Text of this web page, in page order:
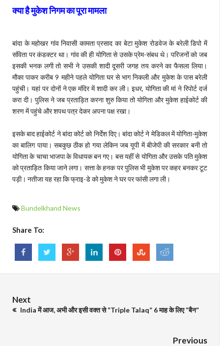
क्या है मुकेश निगम का पूरा मामला
बांदा के महोखर गांव निवासी कामता प्रसाद का बेटा मुकेश रोडवेज के बरेली डिपो में
संविता पर कंडक्टर था। गांव की ही योगिता से उसके प्रेम-संबध थे। परिजनों को जब
इसकी भनक लगी तो सभी ने उसकी शादी दूसरी जगह तय करने का फैसला लिया।
मौका पाकर करीब 9 महीने पहले योगिता घर से भाग निकली और मुकेश के पास बरेली
पहुंची। यहां पर दोनों ने एक मंदिर में शादी कर ली। इधर, योगिता की मां ने रिपोर्ट दर्ज
करा दी। पुलिस ने जब प्रताड़ित करना शुरु किया तो योगिता और मुकेश हाईकोर्ट की
शरण में पहुंचे और शपथ पत्र देकर अपना पक्ष रखा।
इसके बाद हाईकोर्ट ने बांदा कोर्ट को निर्देश दिए। बांदा कोर्ट ने मेडिकल में योगिता-मुकेश
का बालिग पाया। सबकुछ ठीक हो गया लेकिन जब यूपी में बीजेपी की सरकार बनी तो
योगिता के चाचा भाजपा के विधायक बन गए। बस यहीं से योगिता और उसके पति मुकेश
को प्रताड़ित किया जाने लगा। सत्ता के हनक पर पुलिस भी मुकेश पर कहर बनकर टूट
पड़ी। नतीजा यह रहा कि फ्राइ-डे को मुकेश ने घर पर फांसी लगा ली।
Bundelkhand News
Share To:
Next
India में आज, अभी और इसी वक्त से “Triple Talaq” 6 माह के लिए “बैन”
Previous